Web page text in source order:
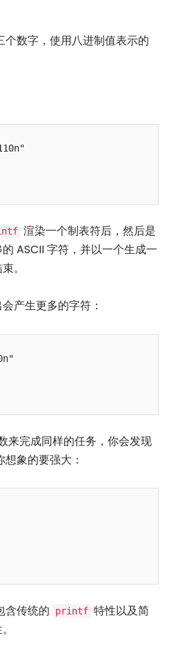
个数字，使用八进制值表示的
渲染一个制表符后，然后是
ASCII 字符，并以一个生成一
。
产生更多的字符：
来完成同样的任务，你会发现
想象的要强大：
含传统的 printf 特性以及简